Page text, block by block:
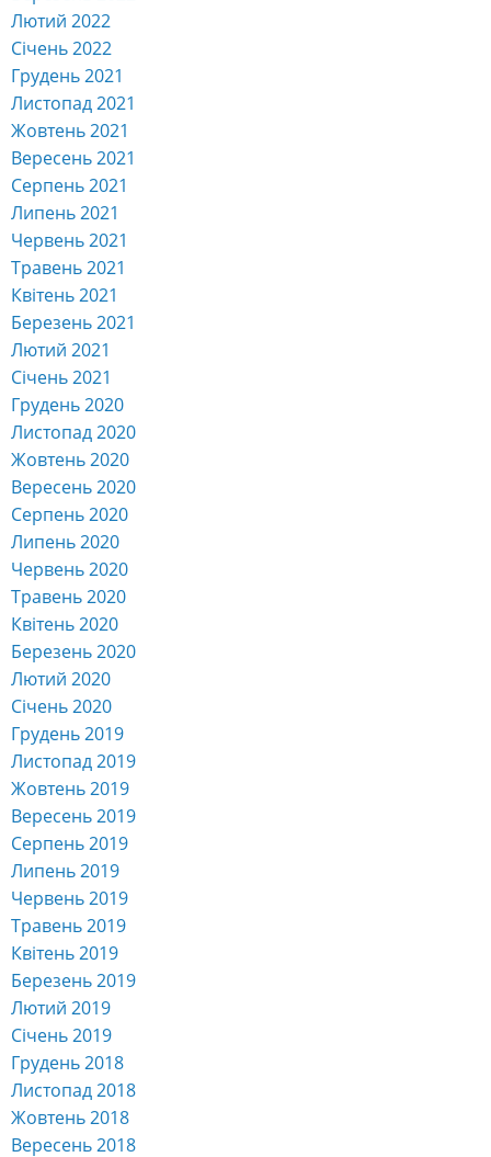
Лютий 2022
Січень 2022
Грудень 2021
Листопад 2021
Жовтень 2021
Вересень 2021
Серпень 2021
Липень 2021
Червень 2021
Травень 2021
Квітень 2021
Березень 2021
Лютий 2021
Січень 2021
Грудень 2020
Листопад 2020
Жовтень 2020
Вересень 2020
Серпень 2020
Липень 2020
Червень 2020
Травень 2020
Квітень 2020
Березень 2020
Лютий 2020
Січень 2020
Грудень 2019
Листопад 2019
Жовтень 2019
Вересень 2019
Серпень 2019
Липень 2019
Червень 2019
Травень 2019
Квітень 2019
Березень 2019
Лютий 2019
Січень 2019
Грудень 2018
Листопад 2018
Жовтень 2018
Вересень 2018